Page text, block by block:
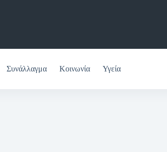
Συνάλλαγμα Κοινωνία Υγεία